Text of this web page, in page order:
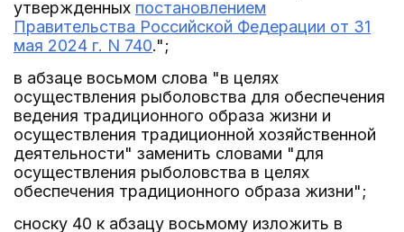
утвержденных постановлением
Правительства Российской Федерации от 31
мая 2024 г. N 740.";
в абзаце восьмом слова "в целях
осуществления рыболовства для обеспечения
ведения традиционного образа жизни и
осуществления традиционной хозяйственной
деятельности" заменить словами "для
осуществления рыболовства в целях
обеспечения традиционного образа жизни";
сноску 40 к абзацу восьмому изложить в